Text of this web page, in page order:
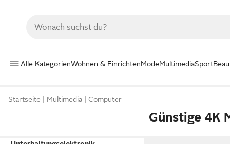
Alle KategorienWohnen & EinrichtenModeMultimediaSport
Startseite Multimedia Computer
Günstige 4K